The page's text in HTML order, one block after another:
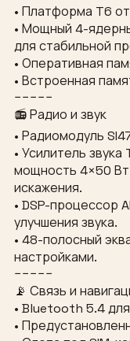
• Платформа T6 от
• Мощный 4-
для стабильной
• Оперативная
• Встроенная
−−−−−
📻 Радио и звук
• Радиомодуль
• Усилитель
мощность 4×50
искажения.
• DSP-процессор
улучшения звука.
• 48-полосный
настройками.
−−−−−
📡 Связь и
• Bluetooth 5.4
•